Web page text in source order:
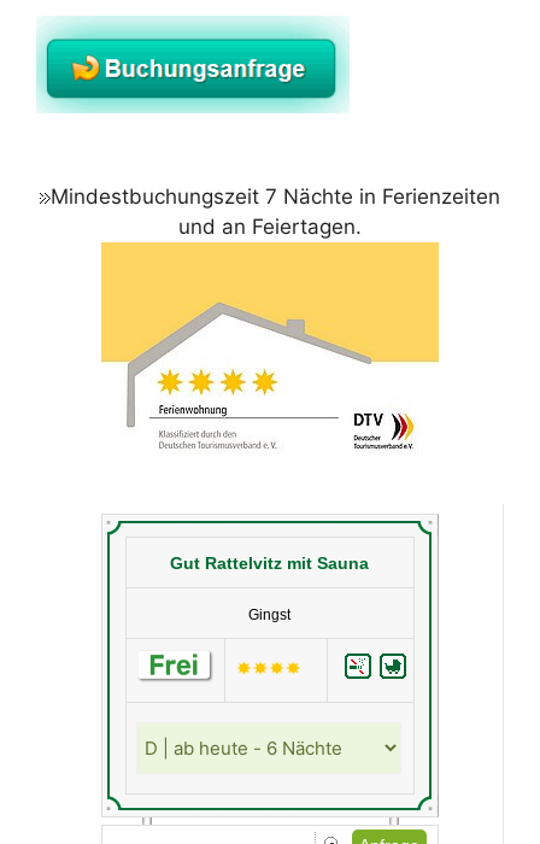
Mindestbuchungszeit 7 Nächte in Ferienzeiten
und an Feiertagen.
Gut Rattelvitz mit Sauna
Gingst